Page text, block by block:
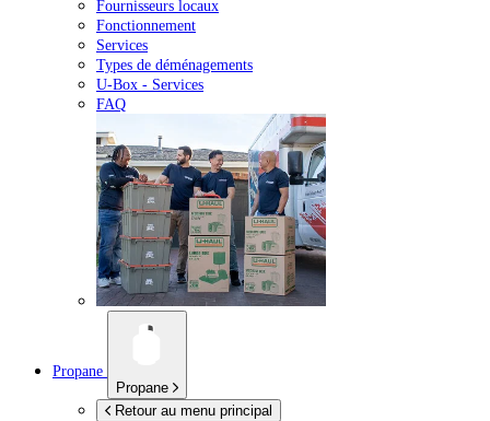
Fournisseurs locaux
Fonctionnement
Services
Types de déménagements
U-Box - Services
FAQ
Propane
Propane
Retour au menu principal